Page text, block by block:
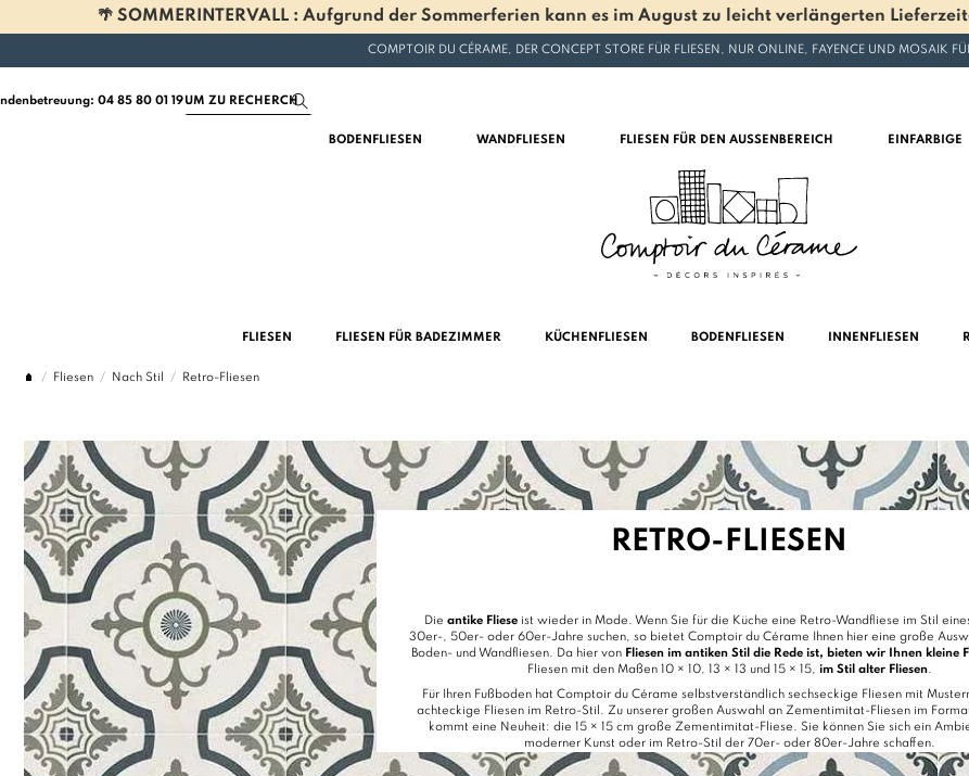
🌴 SOMMERINTERVALL : Aufgrund der Sommerferien kann es im August zu leicht verlängerten
COMPTOIR DU CÉRAME, DER CONCEPT STORE FÜR FLIESEN, NUR ONLINE, FAYENCE UND MOSAIK
04 85 80 01 19
BODENFLIESEN WANDFLIESEN FLIESEN FÜR DEN AUSSENBEREICH EINFARBIGE
FLIESEN FLIESEN FÜR BADEZIMMER KÜCHENFLIESEN BODENFLIESEN INNENFLIESEN
Fliesen Nach Stil Retro-Fliesen
RETRO-FLIESEN
Die antike Flieseist wieder in Mode. Wenn Sie für die Küche eine Retro-Wandfliese im Stil
30er-, 50er- oder 60er-Jahre suchen, so bietet Comptoir du Cérame Ihnen hier eine große
Boden- und Wandfliesen. Da hier von Fliesen im antiken Stil die Rede ist, bieten wir Ihnen kleine
Fliesen mit den Maßen 10 × 10, 13 × 13 und 15 × 15, im Stil alter Fliesen.
Für Ihren Fußboden hat Comptoir du Cérame selbstverständlich sechseckige Fliesenmit
achteckige Fliesen im Retro-Stil. Zu unserer großen Auswahl an Zementimitat-Fliesenim
kommt eine Neuheit: die 15 × 15 cm große Zementimitat-Fliese. Sie können Sie sich ein
moderner Kunst oder im Retro-Stil der 70er- oder 80er-Jahre schaffen.